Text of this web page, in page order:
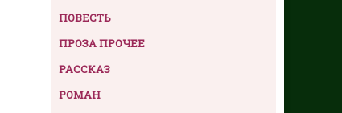
ПОВЕСТЬ
ПРОЗА ПРОЧЕЕ
РАССКАЗ
РОМАН